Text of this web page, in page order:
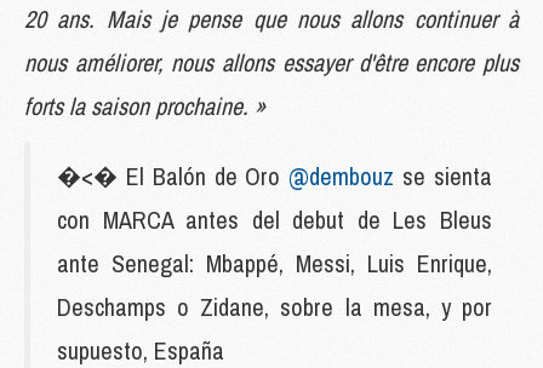
20 ans. Mais je pense que nous allons continuer à
nous améliorer, nous allons essayer d'être encore plus
forts la saison prochaine. »
�<� El Balón de Oro @dembouz se sienta
con MARCA antes del debut de Les Bleus
ante Senegal: Mbappé, Messi, Luis Enrique,
Deschamps o Zidane, sobre la mesa, y por
supuesto, España